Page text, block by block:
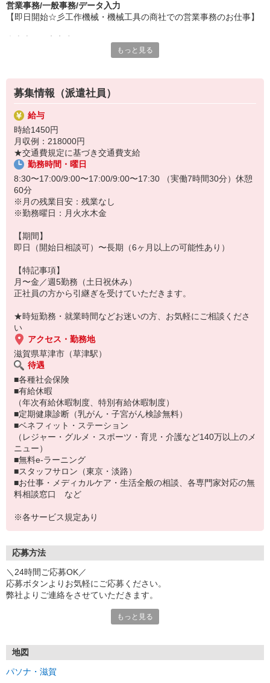
充実の待遇で働きやすさバツグン！
経験豊かなキャリアコーチによる
キャリアステッププログラムで、
☆豊富な福利厚生をご用意！
気軽に相談できる相談窓口や定期健康診断、
利用が無料の保育園完備(淡路島、東京/青山)などでサポート
営業事務/一般事務/データ入力
【即日開始☆彡工作機械・機械工具の商社での営業事務のお仕事】
◆事務処理全般
◆営業サポート
＜おすすめポイント＞
◎営業事務経験者歓迎♪
◎無料駐車場もあり車通勤OK！
◎同業務者もいて安心！
（お仕事番号：6001167666）
もっと見る
募集情報（派遣社員）
給与
時給1450円
月収例：218000円
★交通費規定に基づき交通費支給
勤務時間・曜日
8:30〜17:00/9:00〜17:00/9:00〜17:30 （実働7時間30分）休憩
60分
※月の残業目安：残業なし
※勤務曜日：月火水木金
【期間】
即日（開始日相談可）〜長期（6ヶ月以上の可能性あり）
【特記事項】
月〜金／週5勤務（土日祝休み）
正社員の方から引継ぎを受けていただきます。
★時短勤務・就業時間などお迷いの方、お気軽にご相談くださ
い
アクセス・勤務地
滋賀県草津市（草津駅）
待遇
■各種社会保険
■有給休暇
（年次有給休暇制度、特別有給休暇制度）
■定期健康診断（乳がん・子宮がん検診無料）
■ベネフィット・ステーション
（レジャー・グルメ・スポーツ・育児・介護など140万以上のメ
ニュー）
■無料e-ラーニング
■スタッフサロン（東京・淡路）
■お仕事・メディカルケア・生活全般の相談、各専門家対応の無
料相談窓口 など
※各サービス規定あり
応募方法
＼24時間ご応募OK／
応募ボタンよりお気軽にご応募ください。
弊社よりご連絡をさせていただきます。
※「@pasona.co.jp」のドメイン解除をお願いいたします。
【お仕事開始までの流れ】
▼ご案内可能な方に弊社からマイページ作成（プロフィール入力）
もっと見る
地図
パソナ・滋賀